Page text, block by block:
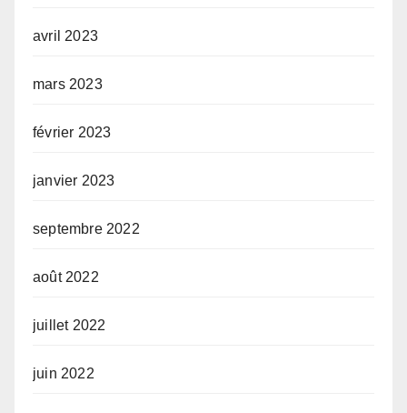
avril 2023
mars 2023
février 2023
janvier 2023
septembre 2022
août 2022
juillet 2022
juin 2022